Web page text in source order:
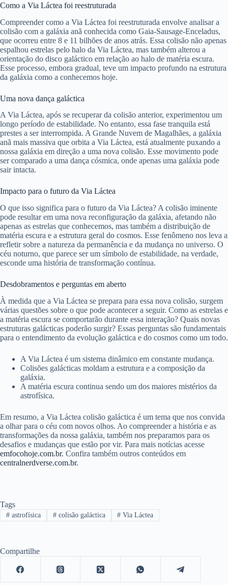
Como a Via Láctea foi reestruturada
Compreender como a Via Láctea foi reestruturada envolve analisar a
colisão com a galáxia anã conhecida como Gaia-Sausage-Enceladus,
que ocorreu entre 8 e 11 bilhões de anos atrás. Essa colisão não apenas
espalhou estrelas pelo halo da Via Láctea, mas também alterou a
orientação do disco galáctico em relação ao halo de matéria escura.
Esse processo, embora gradual, teve um impacto profundo na estrutura
da galáxia como a conhecemos hoje.
Uma nova dança galáctica
A Via Láctea, após se recuperar da colisão anterior, experimentou um
longo período de estabilidade. No entanto, essa fase tranquila está
prestes a ser interrompida. A Grande Nuvem de Magalhães, a galáxia
anã mais massiva que orbita a Via Láctea, está atualmente puxando a
nossa galáxia em direção a uma nova colisão. Esse movimento pode
ser comparado a uma dança cósmica, onde apenas uma galáxia pode
sair intacta.
Impacto para o futuro da Via Láctea
O que isso significa para o futuro da Via Láctea? A colisão iminente
pode resultar em uma nova reconfiguração da galáxia, afetando não
apenas as estrelas que conhecemos, mas também a distribuição de
matéria escura e a estrutura geral do cosmos. Esse fenômeno nos leva a
refletir sobre a natureza da permanência e da mudança no universo. O
céu noturno, que parece ser um símbolo de estabilidade, na verdade,
esconde uma história de transformação contínua.
Desdobramentos e perguntas em aberto
À medida que a Via Láctea se prepara para essa nova colisão, surgem
várias questões sobre o que pode acontecer a seguir. Como as estrelas e
a matéria escura se comportarão durante essa interação? Quais novas
estruturas galácticas poderão surgir? Essas perguntas são fundamentais
para o entendimento da evolução galáctica e do cosmos como um todo.
A Via Láctea é um sistema dinâmico em constante mudança.
Colisões galácticas moldam a estrutura e a composição da
galáxia.
A matéria escura continua sendo um dos maiores mistérios da
astrofísica.
Em resumo, a Via Láctea colisão galáctica é um tema que nos convida
a olhar para o céu com novos olhos. Ao compreender a história e as
transformações da nossa galáxia, também nos preparamos para os
desafios e mudanças que estão por vir. Para mais notícias acesse
emfocohoje.com.br. Confira também outros conteúdos em
centralnerdverse.com.br.
Tags
#astrofísica #colisão galáctica # Via Láctea
Compartilhe